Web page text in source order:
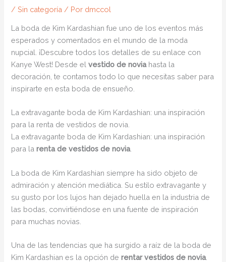
/Sin categoría / Por dmccol
La boda de Kim Kardashian fue uno de los eventos más
esperados y comentados en el mundo de la moda
nupcial. ¡Descubre todos los detalles de su enlace con
Kanye West! Desde elvestido de noviahasta la
decoración, te contamos todo lo que necesitas saber para
inspirarte en esta boda de ensueño.
La extravagante boda de Kim Kardashian: una inspiración
para la renta de vestidos de novia.
La extravagante boda de Kim Kardashian: una inspiración
para larenta de vestidos de novia.
La boda de Kim Kardashian siempre ha sido objeto de
admiración y atención mediática. Su estilo extravagante y
su gusto por los lujos han dejado huella en la industria de
las bodas, convirtiéndose en una fuente de inspiración
para muchas novias.
Una de las tendencias que ha surgido a raíz de la boda de
Kim Kardashian es la opción derentar vestidos de novia.